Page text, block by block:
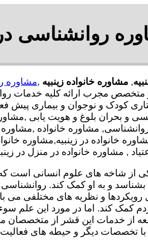
روانشناسی در
, مشاوره خانواده زینبیه ,مشاوره
مجرب ارائه کلیه خدمات
کودک و نوجوان و بیماری پیش
و بحران بلوغ و هویت یابی
مشاوره خانواده
خانواده در زینبیه,مشاوره
, مشاوره خانواده در منزل در
از شاخه های علوم انسانی است
و به او کمک کند.
و نظریه های مختلفی می
کمک کند. اما در مورد این علم
از خدمات این قشر از متخصصان
با تخصصات دیگر و حیطه های